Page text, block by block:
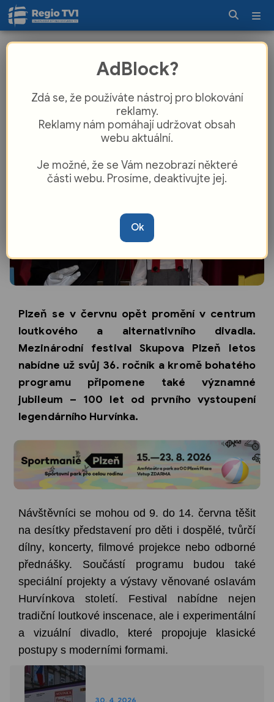
Skupova Plzeň zve na mezinárodní
Plzeň se v červnu opět promění v centrum
loutkového a alternativního divadla.
Mezinárodní festival Skupova Plzeň letos
nabídne už svůj 36. ročník a kromě bohatého
programu připomene také významné
jubileum – 100 let od prvního vystoupení
legendárního Hurvínka.
Návštěvníci se mohou od 9. do 14. června těšit
na desítky představení pro děti i dospělé, tvůrčí
dílny, koncerty, filmové projekce nebo odborné
přednášky. Součástí programu budou také
speciální projekty a výstavy věnované oslavám
Hurvínkova století. Festival nabídne nejen
tradiční loutkové inscenace, ale i experimentální
a vizuální divadlo, které propojuje klasické
postupy s moderními formami.
30. 4. 2026
AdBlock?
Zdá se, že používáte nástroj pro blokování
reklamy.
Reklamy nám pomáhají udržovat obsah
webu aktuální.
Je možné, že se Vám nezobrazí některé
části webu. Prosíme, deaktivujte jej.
Ok